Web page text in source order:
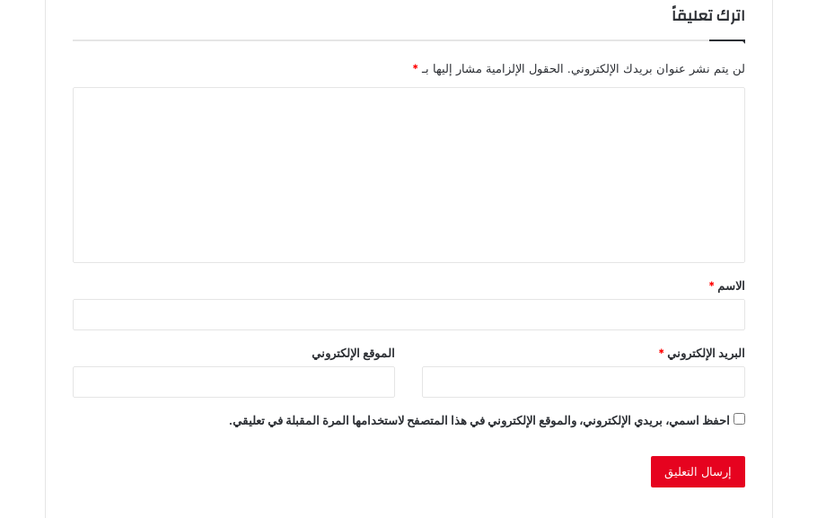
اترك تعليقاً
لن يتم نشر عنوان بريدك الإلكتروني. الحقول الإلزامية مشار إليها بـ *
ق
*
الاسم *
البريد الإلكتروني* الموقع الإلكتروني
احفظ اسمي، بريدي الإلكتروني، والموقع الإلكتروني في هذا المتصفح لاستخدامها المرة المقبلة في تعليقي.